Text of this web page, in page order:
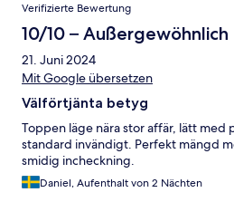
Verifizierte Bewertung
10/10 – Außergewöhnlich
21. Juni 2024
Mit Google übersetzen
Välförtjänta betyg
Toppen läge nära stor affär, lätt med
standard invändigt. Perfekt mängd
smidig incheckning.
Daniel, Aufenthalt von 2 Nächten